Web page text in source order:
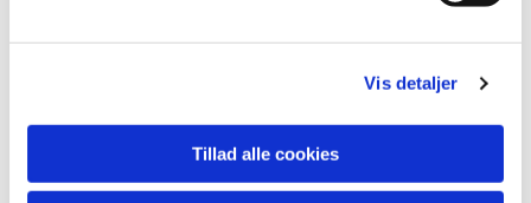
Vis detaljer
Tillad alle cookies
Kirkebakke Allé, 2625 Vallensbæk